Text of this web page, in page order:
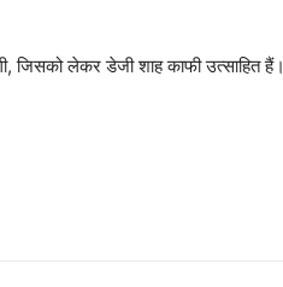
जिसको लेकर डेजी शाह काफी उत्‍साहित हैं।